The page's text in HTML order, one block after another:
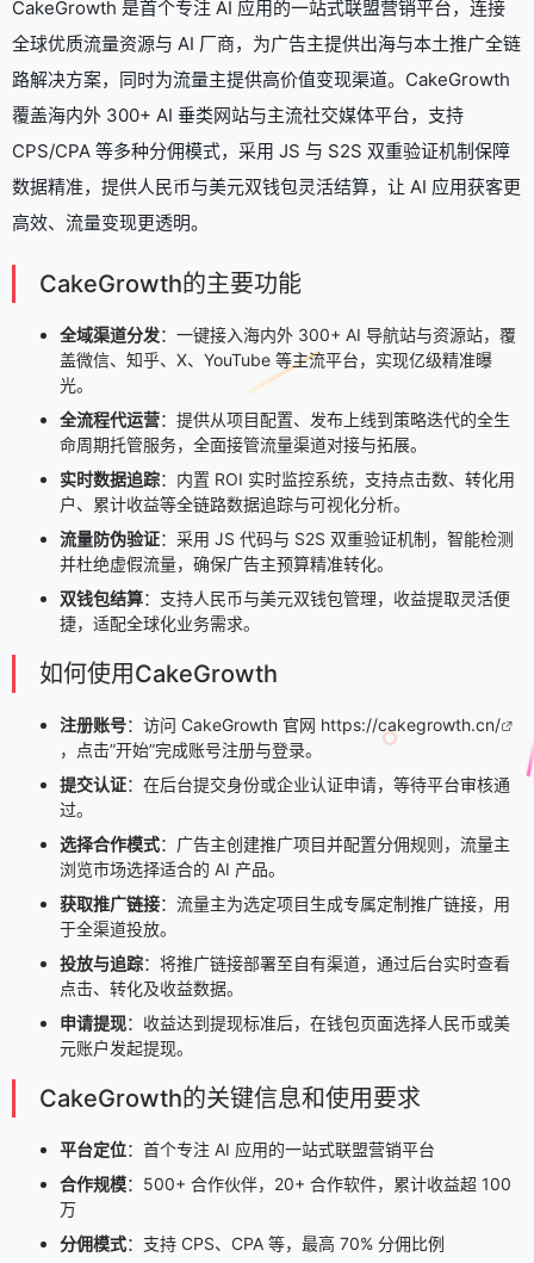
CakeGrowth 是首个专注 AI 应用的一站式联盟营销平台，连接
全球优质流量资源与 AI 厂商，为广告主提供出海与本土推广全链
路解决方案，同时为流量主提供高价值变现渠道。CakeGrowth
覆盖海内外 300+ AI 垂类网站与主流社交媒体平台，支持
CPS/CPA 等多种分佣模式，采用 JS 与 S2S 双重验证机制保障
数据精准，提供人民币与美元双钱包灵活结算，让 AI 应用获客更
高效、流量变现更透明。
CakeGrowth的主要功能
全域渠道分发：一键接入海内外 300+ AI 导航站与资源站，覆
盖微信、知乎、X、YouTube 等主流平台，实现亿级精准曝
光。
全流程代运营：提供从项目配置、发布上线到策略迭代的全生
命周期托管服务，全面接管流量渠道对接与拓展。
实时数据追踪：内置 ROI 实时监控系统，支持点击数、转化用
户、累计收益等全链路数据追踪与可视化分析。
流量防伪验证：采用 JS 代码与 S2S 双重验证机制，智能检测
并杜绝虚假流量，确保广告主预算精准转化。
双钱包结算：支持人民币与美元双钱包管理，收益提取灵活便
捷，适配全球化业务需求。
如何使用CakeGrowth
注册账号：访问 CakeGrowth 官网 https://cakegrowth.cn/
，点击”开始”完成账号注册与登录。
提交认证：在后台提交身份或企业认证申请，等待平台审核通
过。
选择合作模式：广告主创建推广项目并配置分佣规则，流量主
浏览市场选择适合的 AI 产品。
获取推广链接：流量主为选定项目生成专属定制推广链接，用
于全渠道投放。
投放与追踪：将推广链接部署至自有渠道，通过后台实时查看
点击、转化及收益数据。
申请提现：收益达到提现标准后，在钱包页面选择人民币或美
元账户发起提现。
CakeGrowth的关键信息和使用要求
平台定位：首个专注 AI 应用的一站式联盟营销平台
合作规模：500+ 合作伙伴，20+ 合作软件，累计收益超 100
万
分佣模式：支持 CPS、CPA 等，最高 70% 分佣比例